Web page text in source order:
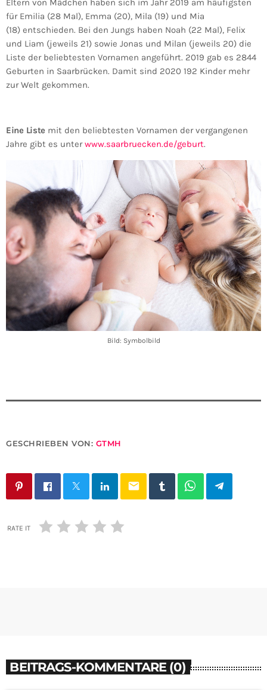
Eltern von Mädchen haben sich im Jahr 2019 am häufigsten
für Emilia (28 Mal), Emma (20), Mila (19) und Mia
(18) entschieden. Bei den Jungs haben Noah (22 Mal), Felix
und Liam (jeweils 21) sowie Jonas und Milan (jeweils 20) die
Liste der beliebtesten Vornamen angeführt. 2019 gab es 2844
Geburten in Saarbrücken. Damit sind 2020 192 Kinder mehr
zur Welt gekommen.
Eine Liste mit den beliebtesten Vornamen der vergangenen
Jahre gibt es unterwww.saarbruecken.de/geburt.
Bild: Symbolbild
GESCHRIEBEN VON: GTMH
email
RATE IT
BEITRAGS-KOMMENTARE (0)